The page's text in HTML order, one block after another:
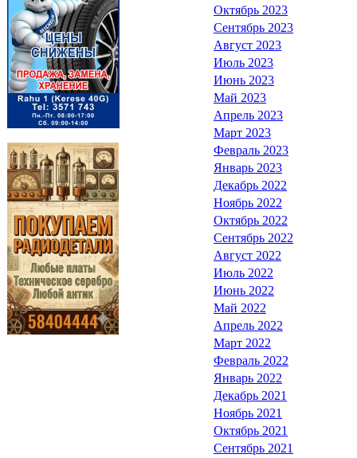
Октябрь 2023
Сентябрь 2023
Август 2023
Июль 2023
Июнь 2023
Май 2023
Апрель 2023
Март 2023
Февраль 2023
Январь 2023
Декабрь 2022
Ноябрь 2022
Октябрь 2022
Сентябрь 2022
Август 2022
Июль 2022
Июнь 2022
Май 2022
Апрель 2022
Март 2022
Февраль 2022
Январь 2022
Декабрь 2021
Ноябрь 2021
Октябрь 2021
Сентябрь 2021